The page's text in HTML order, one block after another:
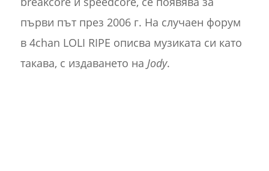
първи път през 2006 г. На случаен форум
в 4chan LOLI RIPE описва музиката си като
такава, с издаването на Jody.